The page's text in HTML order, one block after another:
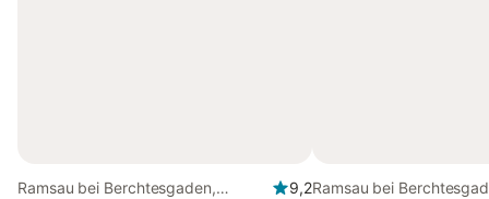
Ramsau bei Berchtesgaden,
9,2Ramsau bei